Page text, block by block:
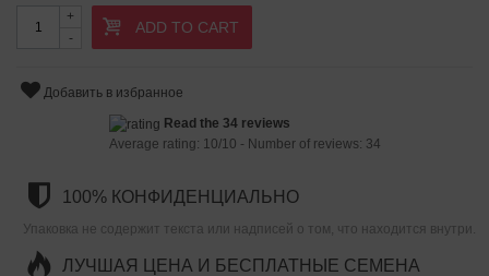
-
+
ADD TO CART
Добавить в избранное
Read the 34 reviews
Average rating: 10/10 - Number of reviews: 34
100% КОНФИДЕНЦИАЛЬНО
Упаковка не содержит текста или надписей о том, что находится внутри.
ЛУЧШАЯ ЦЕНА И БЕСПЛАТНЫЕ СЕМЕНА